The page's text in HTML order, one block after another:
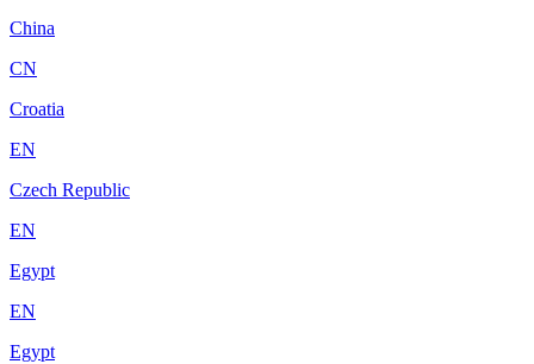
China
CN
Croatia
EN
Czech Republic
EN
Egypt
EN
Egypt